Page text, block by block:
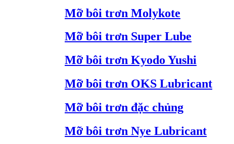
Mỡ bôi trơn Molykote
Mỡ bôi trơn Super Lube
Mỡ bôi trơn Kyodo Yushi
Mỡ bôi trơn OKS Lubricant
Mỡ bôi trơn đặc chủng
Mỡ bôi trơn Nye Lubricant